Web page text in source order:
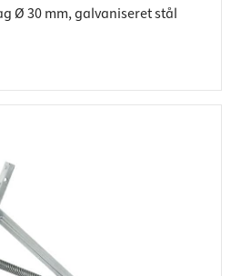
Ø 30 mm, galvaniseret stål